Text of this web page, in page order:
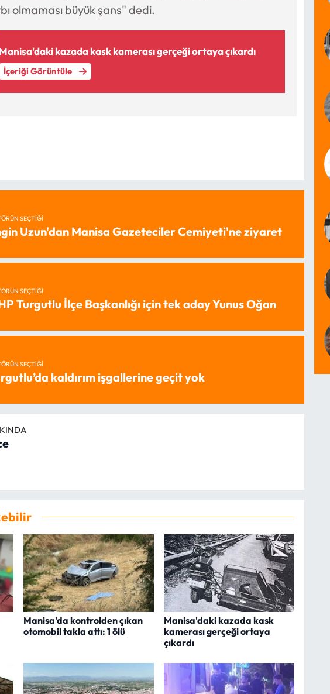
olmaması büyük şans" dedi.
Manisa'daki kazada kask kamerası gerçeği ortaya çıkardı
İçeriği Görüntüle
SEÇTIĞI
Uzun'dan Manisa Gazeteciler Cemiyeti'ne ziyaret
SEÇTIĞI
Turgutlu İlçe Başkanlığı için tek aday Yunus Oğan
SEÇTIĞI
kaldırım işgallerine geçit yok
Manisa'da kontrolden çıkan
otomobil takla attı: 1 ölü
Manisa'daki kazada kask
kamerası gerçeği ortaya
çıkardı